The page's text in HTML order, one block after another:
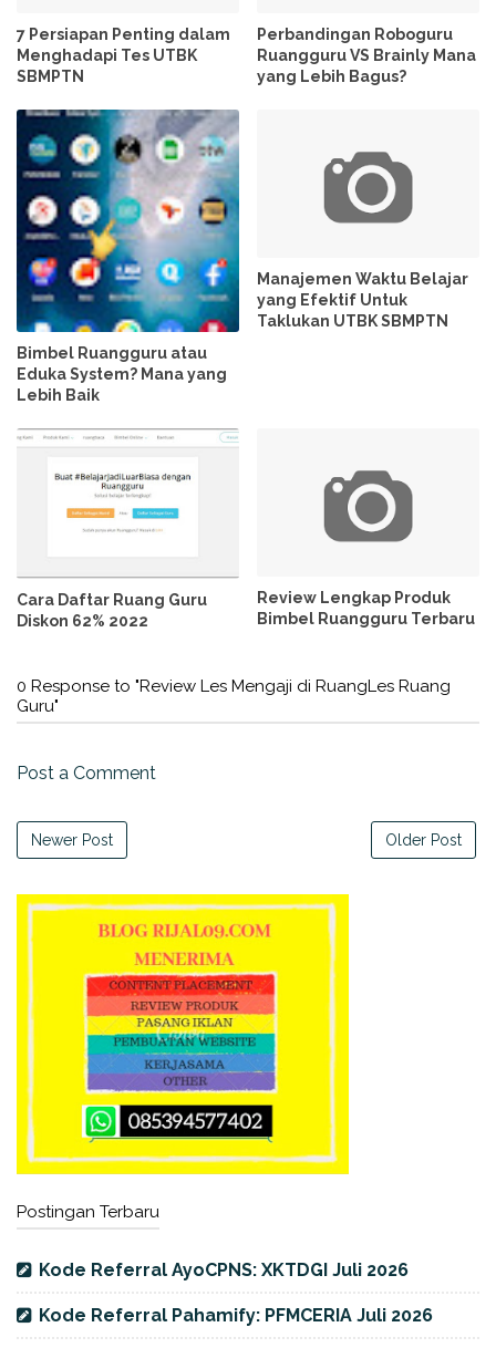
7 Persiapan Penting dalam
Menghadapi Tes UTBK
SBMPTN
Perbandingan Roboguru
Ruangguru VS Brainly Mana
yang Lebih Bagus?
Bimbel Ruangguru atau
Eduka System? Mana yang
Lebih Baik
Manajemen Waktu Belajar
yang Efektif Untuk
Taklukan UTBK SBMPTN
Cara Daftar Ruang Guru
Diskon 62% 2022
Review Lengkap Produk
Bimbel Ruangguru Terbaru
0 Response to "Review Les Mengaji di RuangLes Ruang
Guru"
Post a Comment
Newer Post Older Post
Postingan Terbaru
Kode Referral AyoCPNS: XKTDGI Juli 2026
Kode Referral Pahamify: PFMCERIA Juli 2026